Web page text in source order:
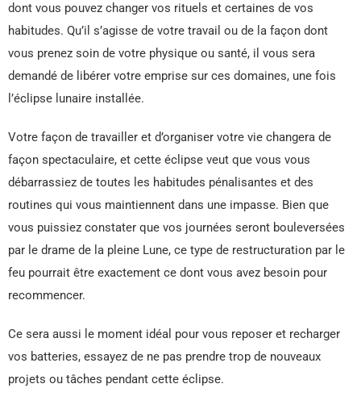
dont vous pouvez changer vos rituels et certaines de vos
habitudes. Qu’il s’agisse de votre travail ou de la façon dont
vous prenez soin de votre physique ou santé, il vous sera
demandé de libérer votre emprise sur ces domaines, une fois
l’éclipse lunaire installée.
Votre façon de travailler et d’organiser votre vie changera de
façon spectaculaire, et cette éclipse veut que vous vous
débarrassiez de toutes les habitudes pénalisantes et des
routines qui vous maintiennent dans une impasse. Bien que
vous puissiez constater que vos journées seront bouleversées
par le drame de la pleine Lune, ce type de restructuration par le
feu pourrait être exactement ce dont vous avez besoin pour
recommencer.
Ce sera aussi le moment idéal pour vous reposer et recharger
vos batteries, essayez de ne pas prendre trop de nouveaux
projets ou tâches pendant cette éclipse.